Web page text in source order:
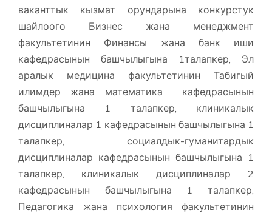
ваканттык кызмат орундарына конкурстук
шайлоого Бизнес жана менеджмент
факультетинин Финансы жана банк иши
кафедрасынын башчылыгына 1талапкер, Эл
аралык медицина факультетинин Табигый
илимдер жана математика кафедрасынын
башчылыгына 1 талапкер, клиникалык
дисциплиналар 1 кафедрасынын башчылыгына 1
талапкер, социалдык-гуманитардык
дисциплиналар кафедрасынын башчылыгына 1
талапкер, клиникалык дисциплиналар 2
кафедрасынын башчылыгына 1 талапкер,
Педагогика жана психология факультетинин